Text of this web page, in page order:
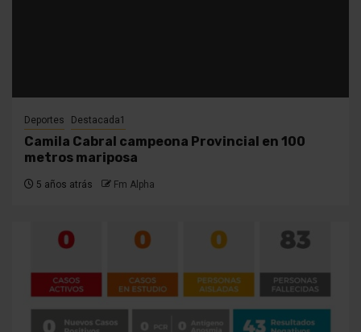
Deportes Destacada1
Camila Cabral campeona Provincial en 100
metros mariposa
5 años atrás Fm Alpha